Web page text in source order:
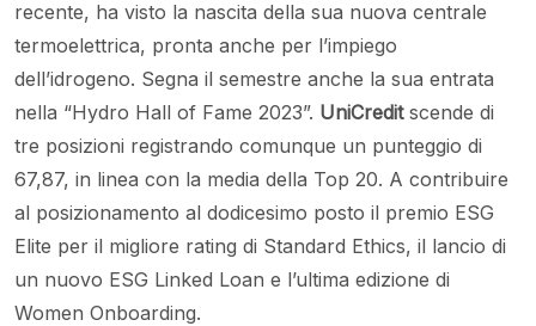
recente, ha visto la nascita della sua nuova centrale
termoelettrica, pronta anche per l’impiego
dell’idrogeno. Segna il semestre anche la sua entrata
nella “Hydro Hall of Fame 2023”. UniCredit scende di
tre posizioni registrando comunque un punteggio di
67,87, in linea con la media della Top 20. A contribuire
al posizionamento al dodicesimo posto il premio ESG
Elite per il migliore rating di Standard Ethics, il lancio di
un nuovo ESG Linked Loan e l’ultima edizione di
Women Onboarding.